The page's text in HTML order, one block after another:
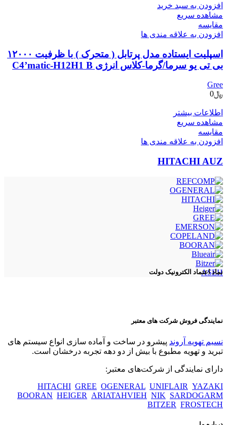
افزودن به سبد خرید
مشاهده سریع
مقایسه
افزودن به علاقه مندی ها
اسپلیت ایستاده مدل پرتابل ( متحرک ) با ظرفیت ۱۲۰۰۰
بی تی یو سرما/گرما-کلاس انرژی C4’matic-H12H1 B
Gree
﷼0
اطلاعات بیشتر
مشاهده سریع
مقایسه
افزودن به علاقه مندی ها
HITACHI AUZ
ASEH
نماد اعتماد الکترونیک دولت
نمایندگی فروش شرکت های معتبر
نسیم تهویه آروند پیشرو در ساخت و آماده سازی انواع سیستم های
تبرید و تهویه مطبوع با بیش از دو دهه تجربه درخشان است.
دارای نمایندگی از شرکت‌های معتبر:
HITACHI GREE OGENERAL UNIFLAIR YAZAKI
BOORAN HEIGER ARIATAHVIEH NIK SARDOGARM
BITZER FROSTECH